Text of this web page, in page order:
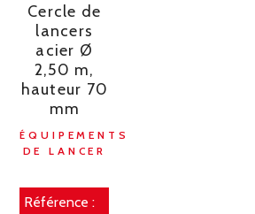
Cercle de
lancers
acier Ø
2,50 m,
hauteur 70
mm
ÉQUIPEMENTS
DE LANCER
Référence :